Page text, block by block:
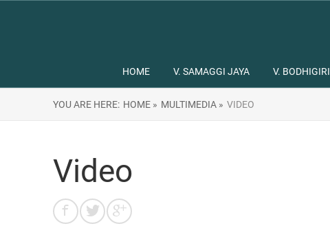
HOME V. SAMAGGI JAYA V. BODHIGIRI
YOU ARE HERE: HOME » MULTIMEDIA » VIDEO
Video